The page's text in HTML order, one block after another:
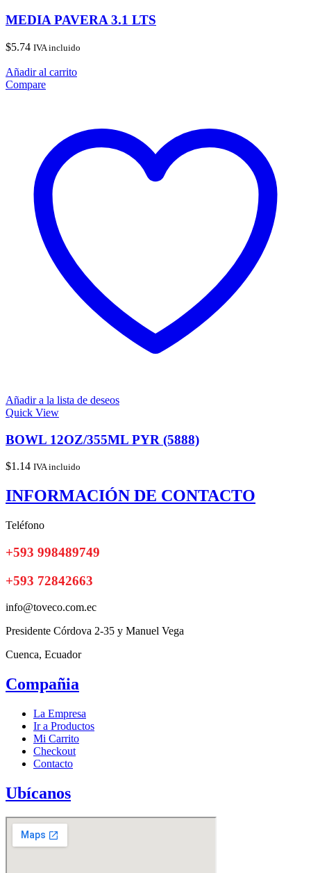
MEDIA PAVERA 3.1 LTS
$5.74 IVA incluido
Añadir al carrito
Compare
Añadir a la lista de deseos
Quick View
BOWL 12OZ/355ML PYR (5888)
$1.14 IVA incluido
INFORMACIÓN DE CONTACTO
Teléfono
+593 998489749
+593 72842663
info@toveco.com.ec
Presidente Córdova 2-35 y Manuel Vega
Cuenca, Ecuador
Compañia
La Empresa
Ir a Productos
Mi Carrito
Checkout
Contacto
Ubícanos